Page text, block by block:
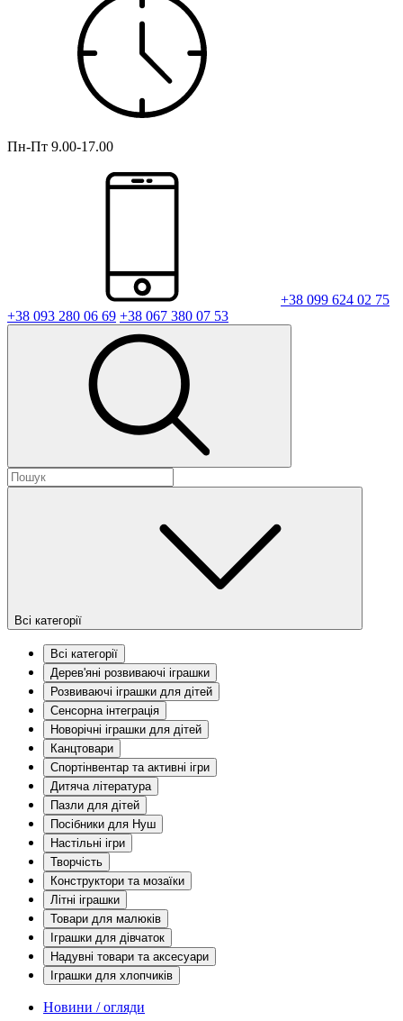
Пн-Пт 9.00-17.00
+38 099 624 02 75
+38 093 280 06 69 +38 067 380 07 53
Всі категорії
Всі категорії
Дерев'яні розвиваючі іграшки
Розвиваючі іграшки для дітей
Сенсорна інтеграція
Новорічні іграшки для дітей
Канцтовари
Спортінвентар та активні ігри
Дитяча література
Пазли для дітей
Посібники для Нуш
Настільні ігри
Творчість
Конструктори та мозаїки
Літні іграшки
Товари для малюків
Іграшки для дівчаток
Надувні товари та аксесуари
Іграшки для хлопчиків
Новини / огляди